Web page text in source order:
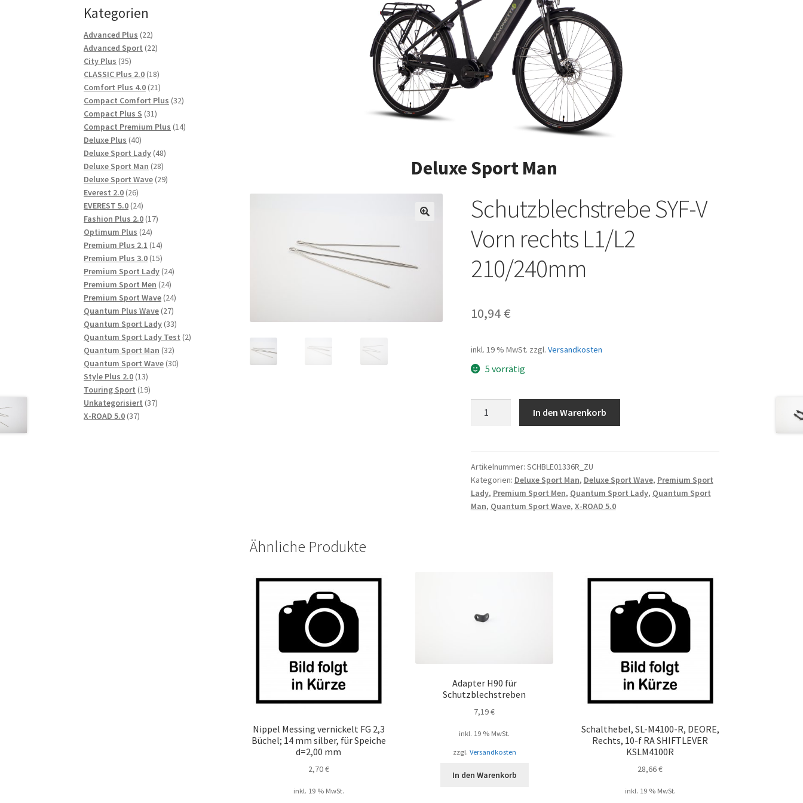
Deluxe Sport Man
Schutzblechstrebe SYF-V
Vorn rechts L1/L2
210/240mm
10,94 €
inkl. 19 % MwSt. zzgl. Versandkosten
5 vorrätig
rechts
L1/L2
210/240mm
Menge
In den Warenkorb
Artikelnummer: SCHBLE01336R_ZU
Kategorien: Deluxe Sport Man, Deluxe Sport Wave, Premium Sport
Lady, Premium Sport Men, Quantum Sport Lady, Quantum Sport
Man, Quantum Sport Wave, X-ROAD 5.0
Ähnliche Produkte
Nippel Messing vernickelt FG 2,3
Büchel; 14 mm silber, für Speiche
d=2,00 mm
2,70€
inkl. 19 % MwSt.
Adapter H90 für
Schutzblechstreben
7,19€
inkl. 19 % MwSt.
zzgl. Versandkosten
In den Warenkorb
Schalthebel, SL-M4100-R, DEORE,
Rechts, 10-f RA SHIFTLEVER
KSLM4100R
28,66€
inkl. 19 % MwSt.
Kategorien
Advanced Plus 2222
Produkte
Advanced Sport 2222
City Plus 3535
Produkte
CLASSIC Plus 2.0 1818
Produkte
Comfort Plus 4.0 2121
Produkte
Compact Comfort Plus 3232
Compact Plus S 3131
Produkte
Compact Premium Plus 1414
Deluxe Plus 4040
Produkte
Deluxe Sport Lady 4848
Deluxe Sport Man 2828
Produkte
Deluxe Sport Wave 2929
Everest 2.0 2626
Produkte
EVEREST 5.0 2424
Produkte
Fashion Plus 2.0 1717
Optimum Plus 2424
Produkte
Premium Plus 2.1 1414
Produkte
Premium Plus 3.0 1515
Produkte
Premium Sport Lady 2424
Premium Sport Men 2424
Produkte
Premium Sport Wave 2424
Quantum Plus Wave 2727
Produkte
Quantum Sport Lady 3333
Produkte
Quantum Sport Lady Test 22
Quantum Sport Man 3232
Produkte
Quantum Sport Wave 3030
Style Plus 2.0 1313
Produkte
Touring Sport 1919
Produkte
Unkategorisiert 3737
X-ROAD 5.0 3737